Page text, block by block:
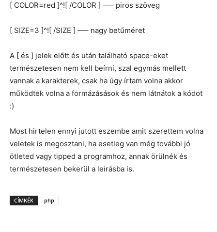
[ COLOR=red ]^![ /COLOR ] —– piros szöveg
[ SIZE=3 ]^![ /SIZE ] —– nagy betűméret
A [ és ] jelek előtt és után található space-eket
természetesen nem kell beírni, szal egymás mellett
vannak a karakterek, csak ha úgy írtam volna akkor
működtek volna a formázásások és nem látnátok a kódot
:)
Most hirtelen ennyi jutott eszembe amit szerettem volna
veletek is megosztani, ha esetleg van még további jó
ötleted vagy tipped a programhoz, annak örülnék és
természetesen bekerül a leírásba is.
CÍMKÉK php